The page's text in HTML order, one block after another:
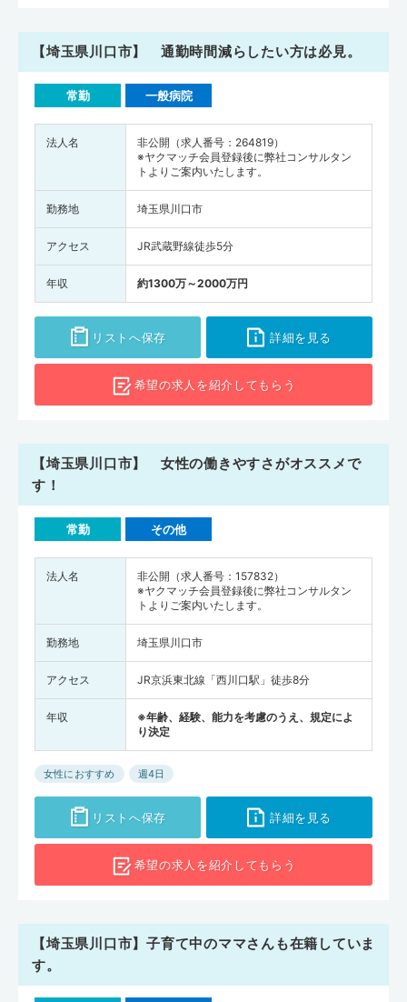
【埼玉県川口市】 通勤時間減らしたい方は必見。
常勤 一般病院
法人名
非公開（求人番号：264819）
※ヤクマッチ会員登録後に弊社コンサルタン
トよりご案内いたします。
勤務地 埼玉県川口市
アクセス JR武蔵野線徒歩5分
年収 約1300万～2000万円
リストへ保存 詳細を見る
希望の求人を紹介してもらう
【埼玉県川口市】 女性の働きやすさがオススメで
す！
常勤 その他
法人名
非公開（求人番号：157832）
※ヤクマッチ会員登録後に弊社コンサルタン
トよりご案内いたします。
勤務地 埼玉県川口市
アクセス JR京浜東北線「西川口駅」徒歩8分
年収
※年齢、経験、能力を考慮のうえ、規定によ
り決定
女性におすすめ 週4日
リストへ保存 詳細を見る
希望の求人を紹介してもらう
【埼玉県川口市】子育て中のママさんも在籍していま
す。